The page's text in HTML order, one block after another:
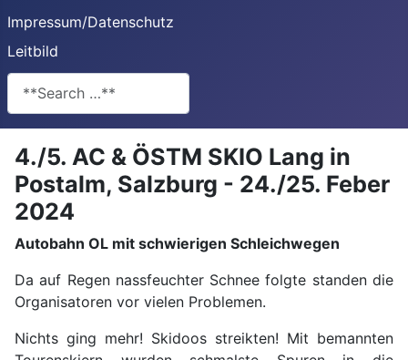
Impressum/Datenschutz
Leitbild
**Search**
4./5. AC & ÖSTM SKIO Lang in
Postalm, Salzburg - 24./25. Feber
2024
Autobahn OL mit schwierigen Schleichwegen
Da auf Regen nassfeuchter Schnee folgte standen die
Organisatoren vor vielen Problemen.
Nichts ging mehr! Skidoos streikten! Mit bemannten